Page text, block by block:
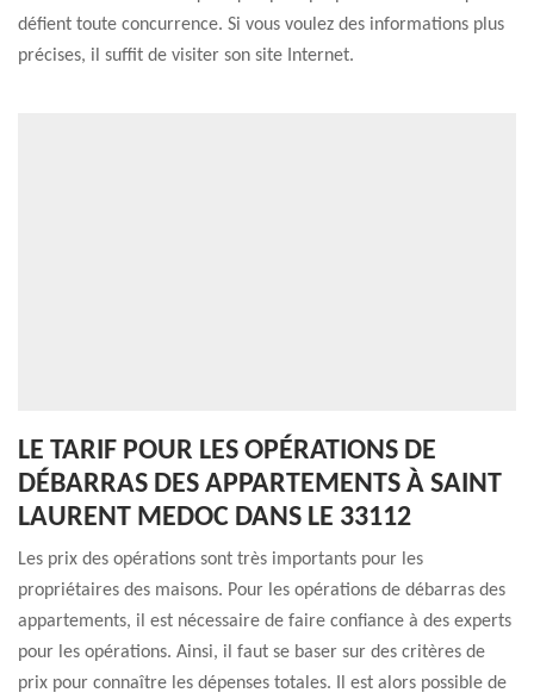
défient toute concurrence. Si vous voulez des informations plus
précises, il suffit de visiter son site Internet.
LE TARIF POUR LES OPÉRATIONS DE
DÉBARRAS DES APPARTEMENTS À SAINT
LAURENT MEDOC DANS LE 33112
Les prix des opérations sont très importants pour les
propriétaires des maisons. Pour les opérations de débarras des
appartements, il est nécessaire de faire confiance à des experts
pour les opérations. Ainsi, il faut se baser sur des critères de
prix pour connaître les dépenses totales. Il est alors possible de